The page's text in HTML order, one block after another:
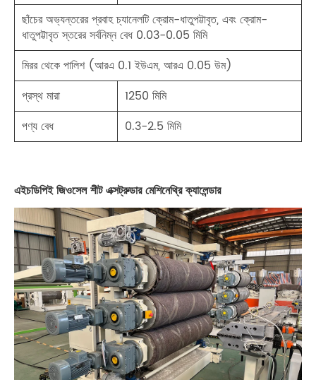
ছাঁচের অভ্যন্তরের প্রবাহ চ্যানেলটি ক্রোম-ধাতুপট্টাবৃত, এবং ক্রোম-
ধাতুপট্টাবৃত স্তরের সর্বনিম্ন বেধ 0.03-0.05 মিমি
মিরর থেকে পালিশ (আরএ 0.1 ইউএম, আরএ 0.05 উম)
প্রস্থ মারা
1250 মিমি
পণ্য বেধ
0.3-2.5 মিমি
এইচডিপিই জিওসেল শীট এক্সট্রুডার মেশিনেথ্রি ক্যালেন্ডার